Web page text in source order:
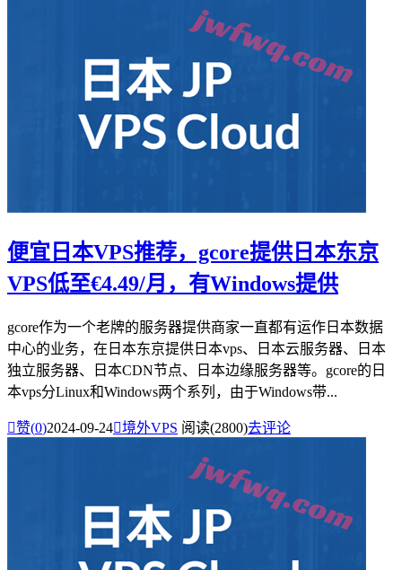
便宜日本VPS推荐，gcore提供日本东京
VPS低至€4.49/月，有Windows提供
gcore作为一个老牌的服务器提供商家一直都有运作日本数据
中心的业务，在日本东京提供日本vps、日本云服务器、日本
独立服务器、日本CDN节点、日本边缘服务器等。gcore的日
本vps分Linux和Windows两个系列，由于Windows带...
赞(0)2024-09-24境外VPS 阅读(2800)去评论